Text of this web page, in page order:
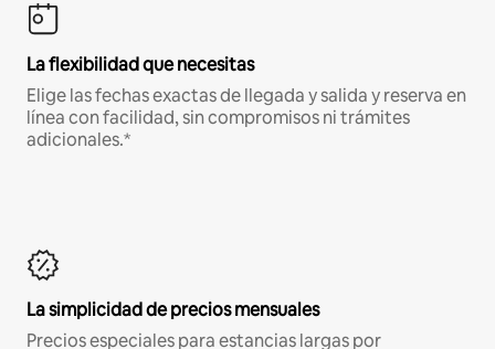
La flexibilidad que necesitas
Elige las fechas exactas de llegada y salida y reserva en
línea con facilidad, sin compromisos ni trámites
adicionales.*
La simplicidad de precios mensuales
Precios especiales para estancias largas por